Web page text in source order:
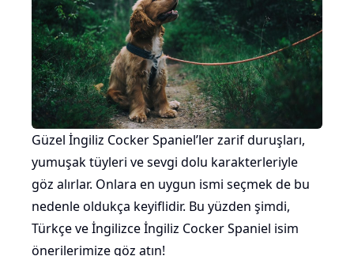
Güzel İngiliz Cocker Spaniel’ler zarif duruşları,
yumuşak tüyleri ve sevgi dolu karakterleriyle
göz alırlar. Onlara en uygun ismi seçmek de bu
nedenle oldukça keyiflidir. Bu yüzden şimdi,
Türkçe ve İngilizce İngiliz Cocker Spaniel isim
önerilerimize göz atın!